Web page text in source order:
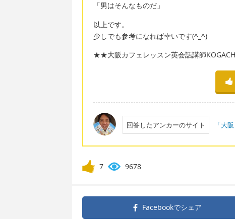
「男はそんなものだ」
以上です。
少しでも参考になれば幸いです(^_^)
★★大阪カフェレッスン英会話講師
回答したアンカーのサイト 「大
7 9678
Facebookでシェア